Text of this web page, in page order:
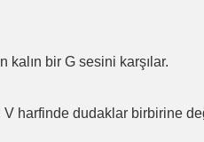
kalın bir G sesini karşılar.
V harfinde dudaklar birbirine